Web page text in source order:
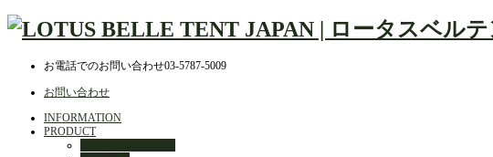
お電話でのお問い合わせ03-5787-5009
お問い合わせ
INFORMATION
PRODUCT